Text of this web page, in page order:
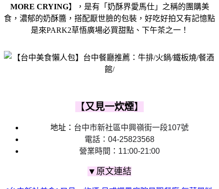
MORE CRYING】，是有「奶酥界愛馬仕」之稱的團購美
食，濃郁的奶酥醬，搭配厭世臉的包裝，好吃好拍又有記憶點
是來PARK2草悟廣場必買甜點、下午茶之一！
【又見一炊煙】
地址： 台中市新社區中興嶺街一段107號
電話：04-25823568
營業時間：11:00-21:00
▼原文連結